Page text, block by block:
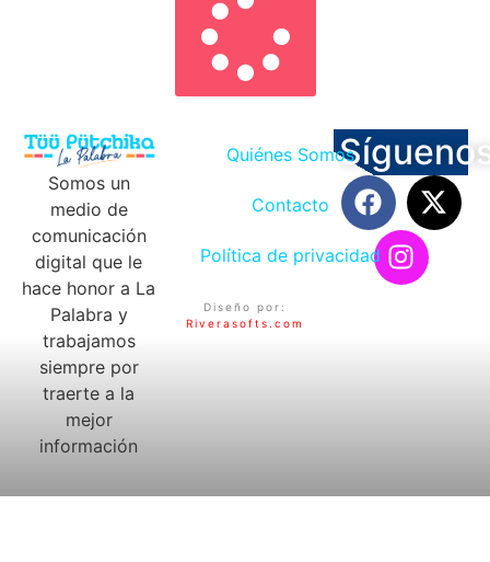
Somos un
medio de
comunicación
digital que le
hace honor a La
Palabra y
trabajamos
siempre por
traerte a la
mejor
información
Quiénes Somos
Contacto
Política de privacidad
Diseño por:
Riverasofts.com